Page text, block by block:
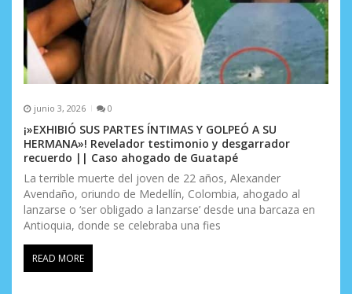
junio 3, 2026 0
¡»EXHIBIÓ SUS PARTES ÍNTIMAS Y GOLPEÓ A SU
HERMANA»! Revelador testimonio y desgarrador
recuerdo || Caso ahogado de Guatapé
La terrible muerte del joven de 22 años, Alexander
Avendaño, oriundo de Medellín, Colombia, ahogado al
lanzarse o ‘ser obligado a lanzarse’ desde una barcaza en
Antioquia, donde se celebraba una fies
READ MORE